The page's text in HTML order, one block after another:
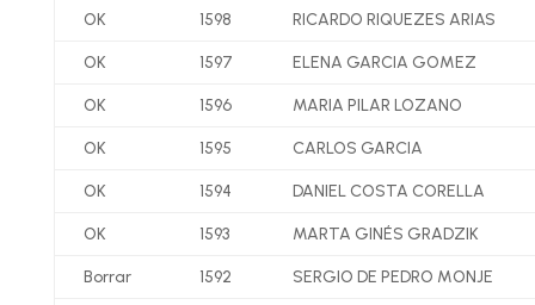
OK 1598 RICARDO RIQUEZES ARIAS
OK 1597 ELENA GARCIA GOMEZ
OK 1596 MARIA PILAR LOZANO
OK 1595 CARLOS GARCIA
OK 1594 DANIEL COSTA CORELLA
OK 1593 MARTA GINÉS GRADZIK
Borrar 1592 SERGIO DE PEDRO MONJE